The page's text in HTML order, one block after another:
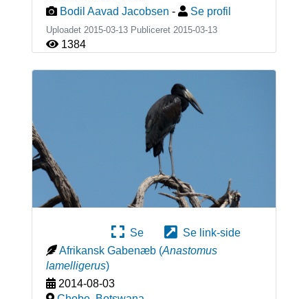
Bodil Aavad Jacobsen - Se profil
Uploadet 2015-03-13 Publiceret 2015-03-13
1384
Se
Se link-side
Afrikansk Gabenæb (Anastomus
lamelligerus)
2014-08-03